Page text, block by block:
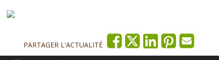
PARTAGER L'ACTUALITÉ